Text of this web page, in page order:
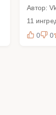
Автор:
11
0
0